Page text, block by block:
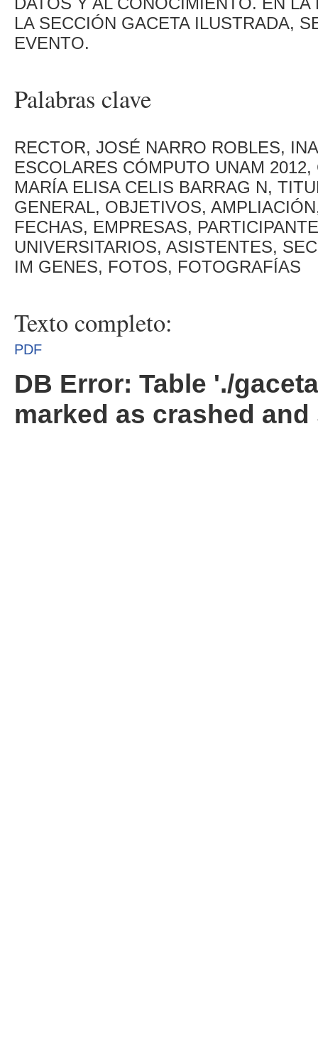
LA SECCIÓN GACETA ILUSTRADA,
EVENTO.
Palabras clave
RECTOR, JOSÉ NARRO ROBLES,
ESCOLARES CÓMPUTO UNAM
MARÍA ELISA CELIS BARRAG N,
GENERAL, OBJETIVOS,
FECHAS, EMPRESAS,
UNIVERSITARIOS, ASISTENTES,
IM GENES, FOTOS, FOTOGRAFÍAS
Texto completo:
PDF
DB Error: Table './
marked as crashed